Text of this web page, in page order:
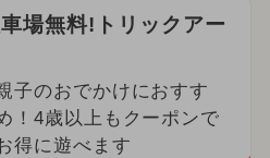
場無料!トリックアー
子のおでかけにおすす
！4歳以上もクーポンで
得に遊べます